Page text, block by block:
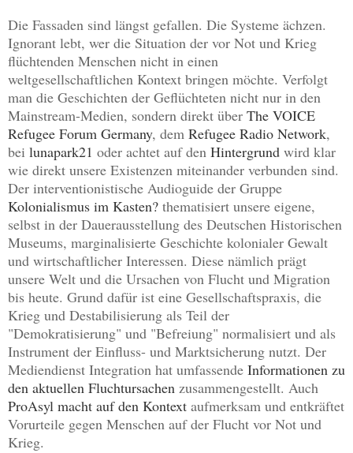
Die Fassaden sind längst gefallen. Die Systeme ächzen.
Ignorant lebt, wer die Situation der vor Not und Krieg
flüchtenden Menschen nicht in einen
weltgesellschaftlichen Kontext bringen möchte. Verfolgt
man die Geschichten der Geflüchteten nicht nur in den
Mainstream-Medien, sondern direkt über The VOICE
Refugee Forum Germany, dem Refugee Radio Network,
bei lunapark21 oder achtet auf den Hintergrund wird klar
wie direkt unsere Existenzen miteinander verbunden sind.
Der interventionistische Audioguide der Gruppe
Kolonialismus im Kasten? thematisiert unsere eigene,
selbst in der Dauerausstellung des Deutschen Historischen
Museums, marginalisierte Geschichte kolonialer Gewalt
und wirtschaftlicher Interessen. Diese nämlich prägt
unsere Welt und die Ursachen von Flucht und Migration
bis heute. Grund dafür ist eine Gesellschaftspraxis, die
Krieg und Destabilisierung als Teil der
"Demokratisierung" und "Befreiung" normalisiert und als
Instrument der Einfluss- und Marktsicherung nutzt. Der
Mediendienst Integration hat umfassende Informationen zu
den aktuellen Fluchtursachen zusammengestellt. Auch
ProAsyl macht auf den Kontext aufmerksam und entkräftet
Vorurteile gegen Menschen aufder Flucht vor Not und
Krieg.